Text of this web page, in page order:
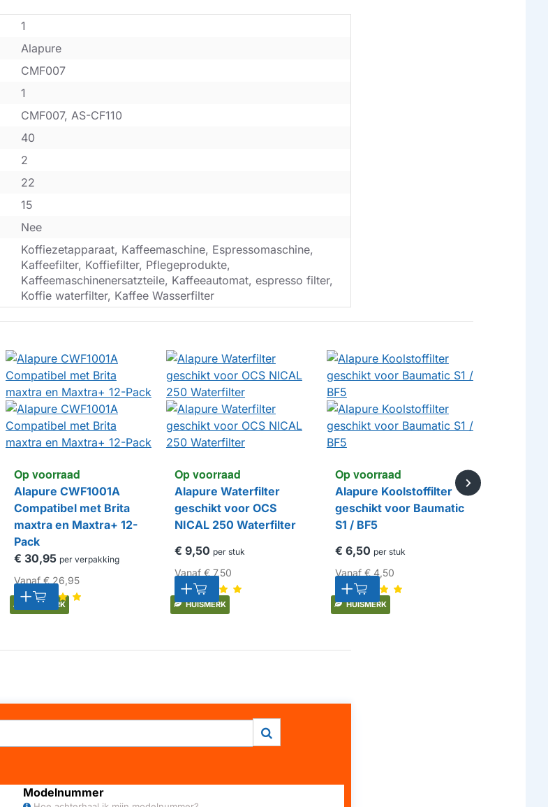
1
Alapure
CMF007
1
CMF007, AS-CF110
40
2
22
15
Nee
Koffiezetapparaat, Kaffeemaschine, Espressomaschine,
Kaffeefilter, Koffiefilter, Pflegeprodukte,
Kaffeemaschinenersatzteile, Kaffeeautomat, espresso filter,
Koffie waterfilter, Kaffee Wasserfilter
HUISMERK
Op voorraad
Alapure CWF1001A
Compatibel met Brita
maxtra en Maxtra+ 12-
Pack
€ 30,95 per verpakking
Vanaf€ 26,95
HUISMERK
Op voorraad
Alapure Waterfilter
geschikt voor OCS
NICAL 250 Waterfilter
€ 9,50 per stuk
Vanaf€ 7,50
HUISMERK
Op voorraad
Alapure Koolstoffilter
geschikt voor Baumatic
S1 / BF5
€ 6,50 per stuk
Vanaf€ 4,50
Modelnummer